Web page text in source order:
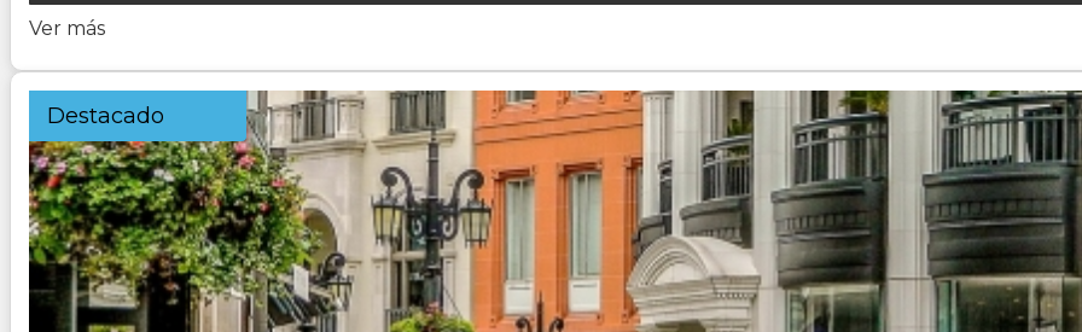
Ver más
Destacado